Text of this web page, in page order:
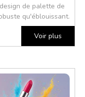
de palette de
qu'éblouissant.
Voir plus